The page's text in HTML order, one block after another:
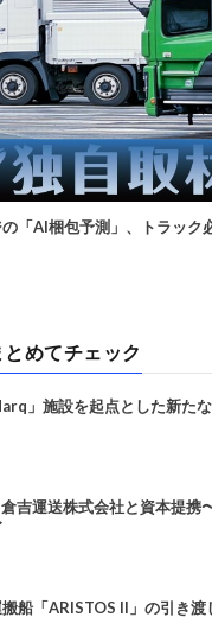
の「AI梱包予測」、トラック
とめてチェック
」施設を起点とした新た
吉運送株式会社と資本提携
船「ARISTOS II」の引き渡